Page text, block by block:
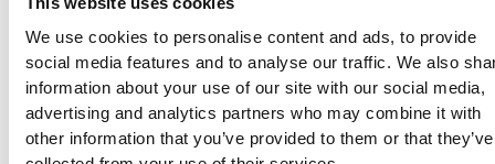
We use cookies to personalise content and ads, to provide
social media features and to analyse our traffic. We also
information about your use of our site with our social media,
advertising and analytics partners who may combine it with
other information that you’ve provided to them or that they’ve
Artikelnr:N/A
Specifikationer
Fundament